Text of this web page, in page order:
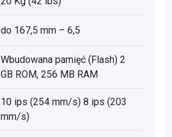
do 167,5 mm – 6,5
Wbudowana pamięć (Flash) 2
GB ROM, 256 MB RAM
10 ips (254 mm/s) 8 ips (203
mm/s)